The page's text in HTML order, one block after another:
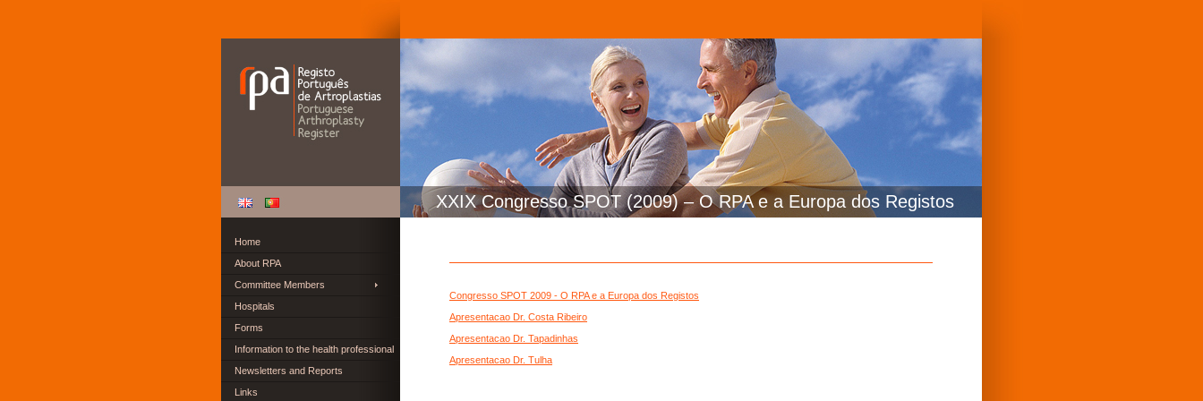
XXIX Congresso SPOT (2009) – O RPA e a Europa dos Registos
Home
About RPA
Committee Members
Hospitals
Forms
Information to the health professional
Newsletters and Reports
Links
Congresso SPOT 2009 - O RPA e a Europa dos Registos
Apresentacao Dr. Costa Ribeiro
Apresentacao Dr. Tapadinhas
Apresentacao Dr. Tulha